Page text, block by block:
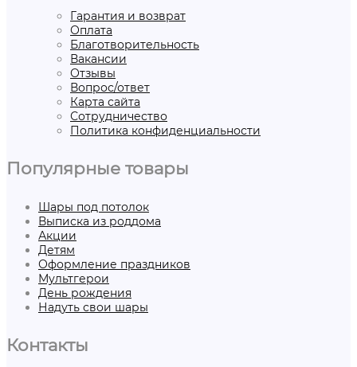
Гарантия и возврат
Оплата
Благотворительность
Вакансии
Отзывы
Вопрос/ответ
Карта сайта
Сотрудничество
Политика конфиденциальности
Популярные товары
Шары под потолок
Выписка из роддома
Акции
Детям
Оформление праздников
Мультгерои
День рождения
Надуть свои шары
Контакты